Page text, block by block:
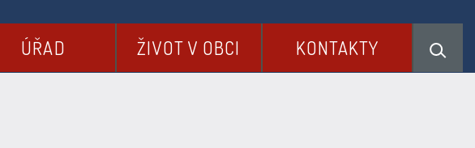
ÚŘAD ŽIVOT V OBCI KONTAKTY